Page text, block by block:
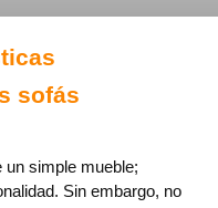
sofás
simple mueble;
Sin embargo, no